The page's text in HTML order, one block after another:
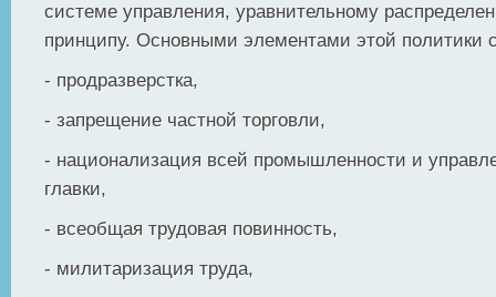
системе управления, уравнительному
принципу. Основными элементами этой политики
- продразверстка,
- запрещение частной торговли,
- национализация всей промышленности и
главки,
- всеобщая трудовая повинность,
- милитаризация труда,